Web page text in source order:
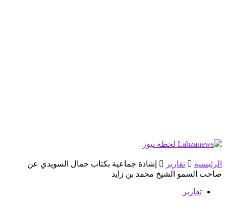
الرئيسية تقارير
إشادة جماعية بكتاب جمال السويدي عن
صاحب السمو الشيخ محمد بن زايد
تقارير